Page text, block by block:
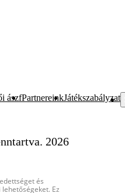
ászfPartnereinkJátékszabályzat
2026
és
Ez